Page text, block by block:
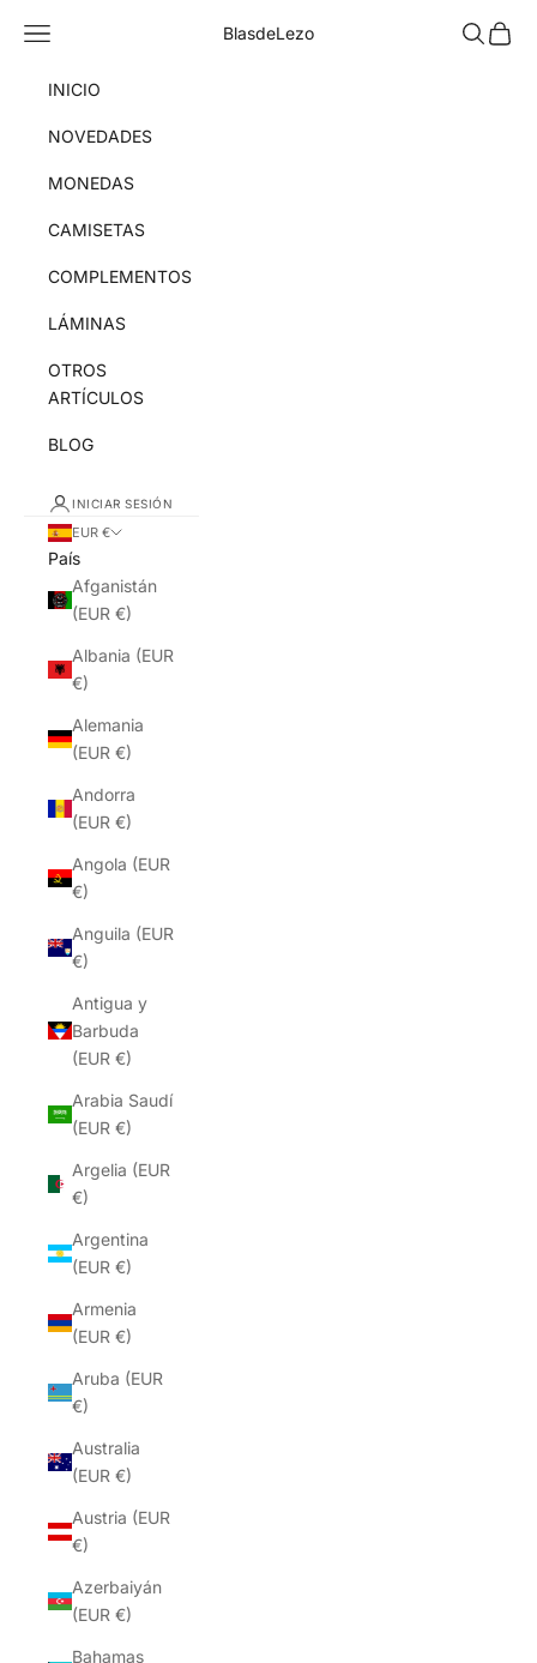
BlasdeLezo
Menú Buscar
Cesta
INICIO
NOVEDADES
MONEDAS
CAMISETAS
COMPLEMENTOS
LÁMINAS
OTROS
ARTÍCULOS
BLOG
INICIAR SESIÓN
EUR €
País
Afganistán
(EUR €)
Albania (EUR
€)
Alemania
(EUR €)
Andorra
(EUR €)
Angola (EUR
€)
Anguila (EUR
€)
Antigua y
Barbuda
(EUR €)
Arabia Saudí
(EUR €)
Argelia (EUR
€)
Argentina
(EUR €)
Armenia
(EUR €)
Aruba (EUR
€)
Australia
(EUR €)
Austria (EUR
€)
Azerbaiyán
(EUR €)
Bahamas